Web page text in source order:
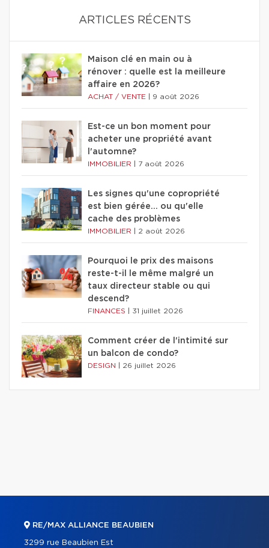
ARTICLES RÉCENTS
Maison clé en main ou à
rénover : quelle est la meilleure
affaire en 2026?
ACHAT / VENTE 9 août 2026
Est-ce un bon moment pour
acheter une propriété avant
l'automne?
IMMOBILIER 7 août 2026
Les signes qu'une copropriété
est bien gérée… ou qu'elle
cache des problèmes
IMMOBILIER 2 août 2026
Pourquoi le prix des maisons
reste-t-il le même malgré un
taux directeur stable ou qui
descend?
FINANCES 31 juillet 2026
Comment créer de l'intimité sur
un balcon de condo?
DESIGN 26 juillet 2026
RE/MAX ALLIANCE BEAUBIEN
3299 rue Beaubien Est